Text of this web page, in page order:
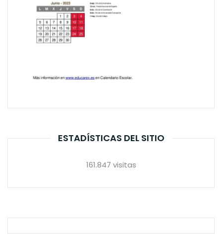
ESTADÍSTICAS DEL SITIO
161.847 visitas